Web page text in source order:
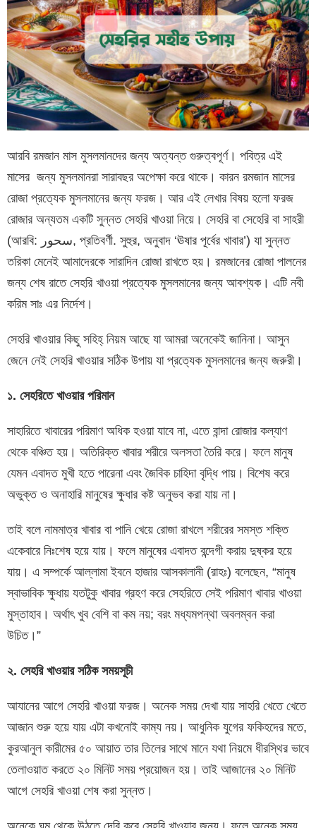
আরবি রমজান মাস মুসলমানদের জন্য অত্যন্ত গুরুত্বপূর্ণ। পবিত্র এই
মাসের জন্য মুসলমানরা সারাবছর অপেক্ষা করে থাকে। কারন রমজান মাসের
রোজা প্রত্যেক মুসলমানের জন্য ফরজ। আর এই লেখার বিষয় হলো ফরজ
রোজার অন্যতম একটি সুন্নত সেহরি খাওয়া নিয়ে। সেহরি বা সেহেরি বা সাহরী
(আরবি: سحور‎, প্রতিবর্ণী. সুহুর, অনুবাদ ‘ঊষার পূর্বের খাবার’) যা সুন্নত
তরিকা মেনেই আমাদেরকে সারাদিন রোজা রাখতে হয়। রমজানের রোজা পালনের
জন্য শেষ রাতে সেহরি খাওয়া প্রত্যেক মুসলমানের জন্য আবশ্যক। এটি নবী
করিম সাঃ এর নির্দেশ।
সেহরি খাওয়ার কিছু সহিহ্ নিয়ম আছে যা আমরা অনেকেই জানিনা। আসুন
জেনে নেই সেহরি খাওয়ার সঠিক উপায় যা প্রত্যেক মুসলমানের জন্য জরুরী।
১. সেহরিতে খাওয়ার পরিমান
সাহারিতে খাবারের পরিমাণ অধিক হওয়া যাবে না, এতে বান্দা রোজার কল্যাণ
থেকে বঞ্চিত হয়। অতিরিক্ত খাবার শরীরে অলসতা তৈরি করে। ফলে মানুষ
যেমন এবাদত মুখী হতে পারেনা এবং জৈবিক চাহিদা বৃদ্ধি পায়। বিশেষ করে
অভুক্ত ও অনাহারি মানুষের ক্ষুধার কষ্ট অনুভব করা যায় না।
তাই বলে নামমাত্র খাবার বা পানি খেয়ে রোজা রাখলে শরীরের সমস্ত শক্তি
একেবারে নিঃশেষ হয়ে যায়। ফলে মানুষের এবাদত বন্দেগী করায় দুষ্কর হয়ে
যায়। এ সম্পর্কে আল্লামা ইবনে হাজার আসকালানী (রাহঃ) বলেছেন, “মানুষ
স্বাভাবিক ক্ষুধায় যতটুকু খাবার গ্রহণ করে সেহরিতে সেই পরিমাণ খাবার খাওয়া
মুস্তাহাব। অর্থাৎ খুব বেশি বা কম নয়; বরং মধ্যমপন্থা অবলম্বন করা
উচিত।”
২. সেহরি খাওয়ার সঠিক সময়সূচী
আযানের আগে সেহরি খাওয়া ফরজ। অনেক সময় দেখা যায় সাহরি খেতে খেতে
আজান শুরু হয়ে যায় এটা কখনোই কাম্য নয়। আধুনিক যুগের ফকিহদের মতে,
কুরআনুল কারীমের ৫০ আয়াত তার তিলের সাথে মানে যথা নিয়মে ধীরস্থির ভাবে
তেলাওয়াত করতে ২০ মিনিট সময় প্রয়োজন হয়। তাই আজানের ২০ মিনিট
আগে সেহরি খাওয়া শেষ করা সুন্নত।